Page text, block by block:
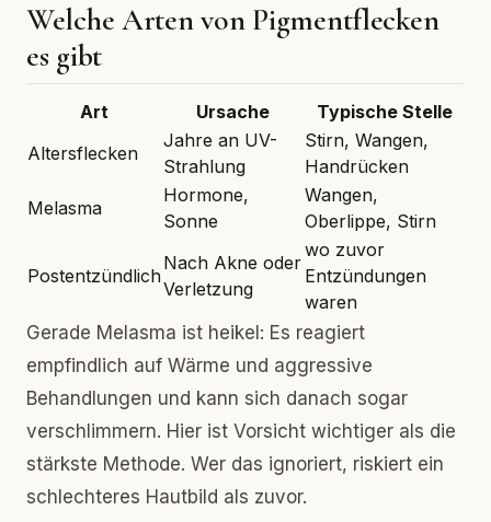
Welche Arten von Pigmentflecken
es gibt
Art Ursache
Typische Stelle
Altersflecken
Jahre an UV-
Strahlung
Stirn, Wangen,
Handrücken
Melasma
Hormone,
Sonne
Wangen,
Oberlippe, Stirn
Postentzündlich
Nach Akne oder
Verletzung
wo zuvor
Entzündungen
waren
Gerade Melasma ist heikel: Es reagiert
empfindlich auf Wärme und aggressive
Behandlungen und kann sich danach sogar
verschlimmern. Hier ist Vorsicht wichtiger als die
stärkste Methode. Wer das ignoriert, riskiert ein
schlechteres Hautbild als zuvor.